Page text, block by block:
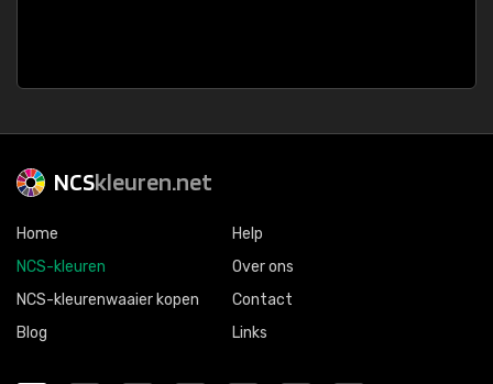
NCSkleuren.net
Home
NCS-kleuren
NCS-kleurenwaaier kopen
Blog
Help
Over ons
Contact
Links